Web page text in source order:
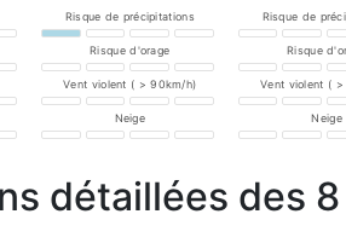
Risque de précipitations
Risque d'orage
Vent violent ( > 90km/h)
Neige
Risque de
Risque
Vent violent (
Neige
détaillées des